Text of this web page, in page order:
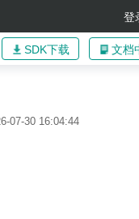
登
SDK下载 文档
07-30 16:04:44